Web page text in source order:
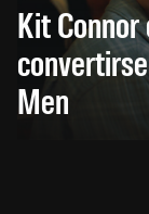
Kit
Men